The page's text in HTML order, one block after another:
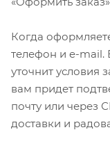
Когда
телефон и e-
уточнит условия
вам придет
почту или через
доставки и